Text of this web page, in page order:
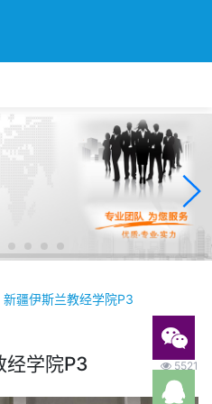
新疆伊斯兰教经学院P3
经学院P3 5521